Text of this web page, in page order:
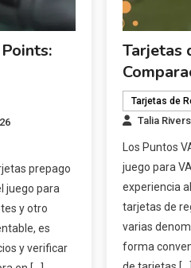
prepago
juego para
y otro
es
y verificar
Tarjetas
Tarjetas de
Talia Rivers
Los Puntos
juego para
experiencia
tarjetas de
varias
forma